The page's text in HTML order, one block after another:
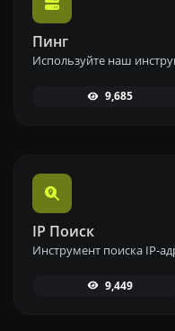
Пинг
9,685
IP Поиск
9,449